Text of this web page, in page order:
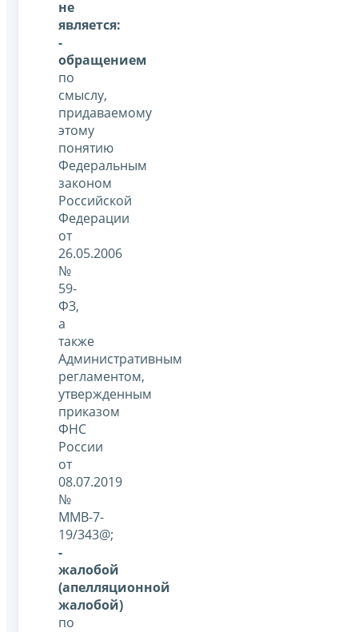
не
является:
-
обращением
по
смыслу,
придаваемому
этому
понятию
Федеральным
законом
Российской
Федерации
от
26.05.2006
№
59-
ФЗ,
а
также
Административным
регламентом,
утвержденным
приказом
ФНС
России
от
08.07.2019
№
ММВ-7-
19/343@;
-
жалобой
(апелляционной
жалобой)
по